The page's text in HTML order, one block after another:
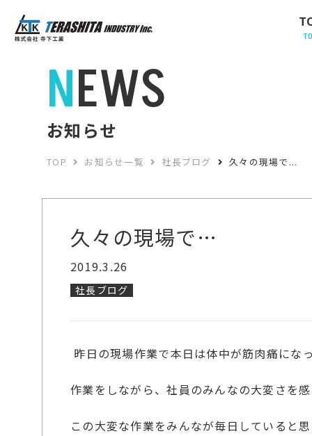
NEWS
お知らせ
TOP お知らせ一覧 社長ブログ 久々の現場で...
久々の現場で…
2019.3.26
社長ブログ
昨日の現場作業で本日は体中が筋肉痛にな
作業をしながら、社員のみんなの大変さを
この大変な作業をみんなが毎日していると